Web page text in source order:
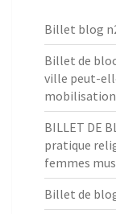
Billet blog
Billet de
ville peut-
mobilisation
BILLET DE
pratique
femmes
Billet de